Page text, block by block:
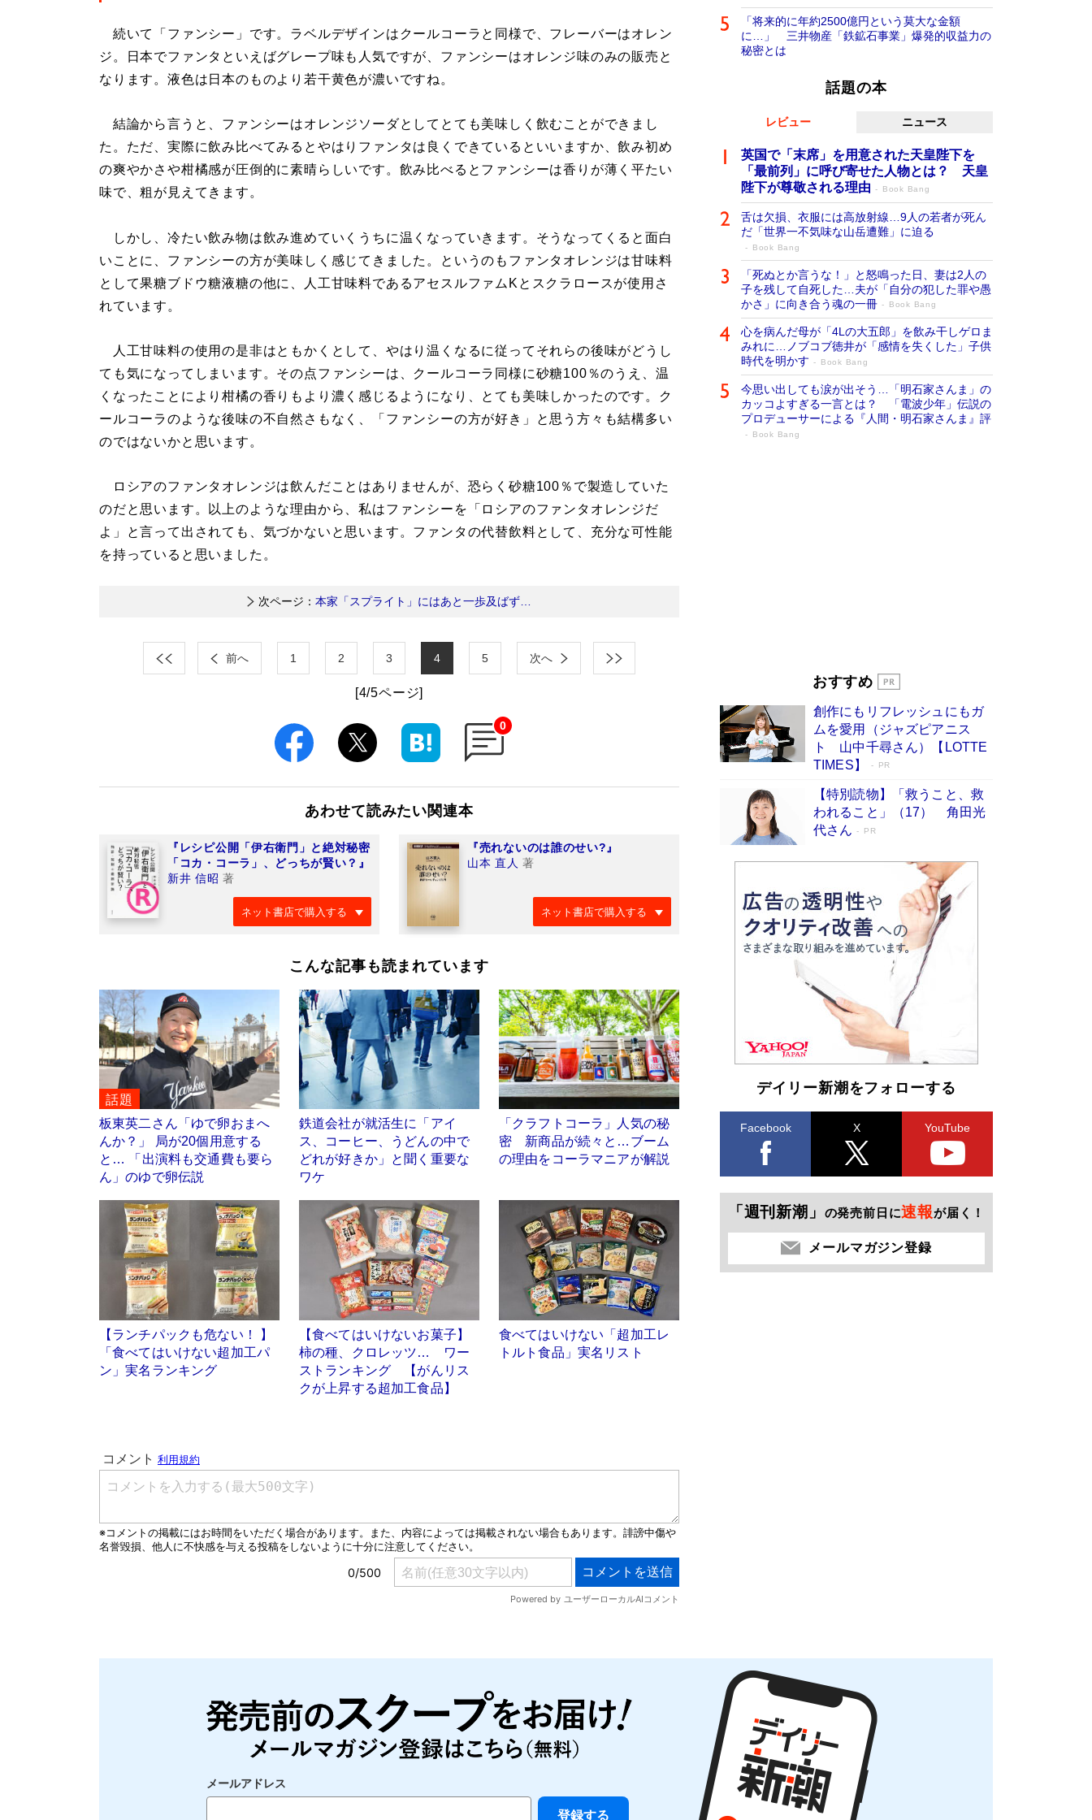
続いて「ファンシー」です。ラベルデザインはクールコーラと同様で、フレーバーはオレン
ジ。日本でファンタといえばグレープ味も人気ですが、ファンシーはオレンジ味のみの販売と
なります。液色は日本のものより若干黄色が濃いですね。
結論から言うと、ファンシーはオレンジソーダとしてとても美味しく飲むことができまし
た。ただ、実際に飲み比べてみるとやはりファンタは良くできているといいますか、飲み初め
の爽やかさや柑橘感が圧倒的に素晴らしいです。飲み比べるとファンシーは香りが薄く平たい
味で、粗が見えてきます。
しかし、冷たい飲み物は飲み進めていくうちに温くなっていきます。そうなってくると面白
いことに、ファンシーの方が美味しく感じてきました。というのもファンタオレンジは甘味料
として果糖ブドウ糖液糖の他に、人工甘味料であるアセスルファムKとスクラロースが使用さ
れています。
人工甘味料の使用の是非はともかくとして、やはり温くなるに従ってそれらの後味がどうし
ても気になってしまいます。その点ファンシーは、クールコーラ同様に砂糖100％のうえ、温
くなったことにより柑橘の香りもより濃く感じるようになり、とても美味しかったのです。ク
ールコーラのような後味の不自然さもなく、「ファンシーの方が好き」と思う方々も結構多い
のではないかと思います。
ロシアのファンタオレンジは飲んだことはありませんが、恐らく砂糖100％で製造していた
のだと思います。以上のような理由から、私はファンシーを「ロシアのファンタオレンジだ
よ」と言って出されても、気づかないと思います。ファンタの代替飲料として、充分な可性能
を持っていると思いました。
次ページ： 本家「スプライト」にはあと一歩及ばず…
前へ 1 2 3 4 5 次へ
[4/5ページ]
0
あわせて読みたい関連本
『レシピ公開「伊右衛門」と絶対秘密
「コカ・コーラ」、どっちが賢い？』
新井 信昭 著
ネット書店で購入する
『売れないのは誰のせい?』
山本 直人 著
ネット書店で購入する
こんな記事も読まれています
話題
板東英二さん「ゆで卵おまへ
んか？」 局が20個用意する
と… 「出演料も交通費も要ら
ん」のゆで卵伝説
鉄道会社が就活生に「アイ
ス、コーヒー、うどんの中で
どれが好きか」と聞く重要な
ワケ
「クラフトコーラ」人気の秘
密 新商品が続々と…ブーム
の理由をコーラマニアが解説
【ランチパックも危ない！ 】
「食べてはいけない超加工パ
ン」実名ランキング
【食べてはいけないお菓子】
柿の種、クロレッツ… ワー
ストランキング 【がんリス
クが上昇する超加工食品】
食べてはいけない「超加工レ
トルト食品」実名リスト
「将来的に年約2500億円という莫大な金額
に…」 三井物産「鉄鉱石事業」爆発的収益力の
秘密とは
話題の本
レビュー ニュース
英国で「末席」を用意された天皇陛下を
「最前列」に呼び寄せた人物とは？ 天皇
陛下が尊敬される理由
Book Bang
舌は欠損、衣服には高放射線…9人の若者が死ん
だ「世界一不気味な山岳遭難」に迫る
Book Bang
「死ぬとか言うな！」と怒鳴った日、妻は2人の
子を残して自死した…夫が「自分の犯した罪や愚
かさ」に向き合う魂の一冊
Book Bang
心を病んだ母が「4Lの大五郎」を飲み干しゲロま
みれに…ノブコブ徳井が「感情を失くした」子供
時代を明かす
Book Bang
今思い出しても涙が出そう…「明石家さんま」の
カッコよすぎる一言とは？ 「電波少年」伝説の
プロデューサーによる『人間・明石家さんま』評
Book Bang
皇陛下はお元気でおられるか」がサウジ国王の第
東野圭吾、伊坂幸太郎の人気シリーズ最新作どち
らも文庫化 映画化された直木賞受賞作もランク
イン［文庫ベストセラー］
Book Bang
おすすめ
創作にもリフレッシュにもガ
ムを愛用（ジャズピアニス
ト 山中千尋さん）【LOTTE
TIMES】
PR
【特別読物】「救うこと、救
われること」（17） 角田光
代さん
PR
デイリー新潮をフォローする
Facebook X YouTube
「週刊新潮」 の発売前日に速報が届く！
メールマガジン登録
メールアドレス